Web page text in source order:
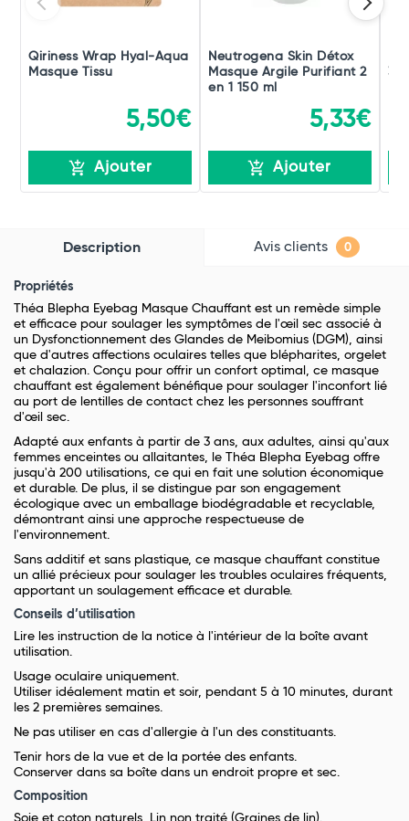
Qiriness Wrap Hyal-Aqua
Masque Tissu
5,50€
Ajouter
Neutrogena Skin Détox
Masque Argile Purifiant 2
en 1 150 ml
5,33€
Ajouter
Description Avis clients 0
Propriétés
Théa Blepha Eyebag Masque Chauffant est un remède simple
et efficace pour soulager les symptômes de l'œil sec associé à
un Dysfonctionnement des Glandes de Meibomius (DGM), ainsi
que d'autres affections oculaires telles que blépharites, orgelet
et chalazion. Conçu pour offrir un confort optimal, ce masque
chauffant est également bénéfique pour soulager l'inconfort lié
au port de lentilles de contact chez les personnes souffrant
d'œil sec.
Adapté aux enfants à partir de 3 ans, aux adultes, ainsi qu'aux
femmes enceintes ou allaitantes, le Théa Blepha Eyebag offre
jusqu'à 200 utilisations, ce qui en fait une solution économique
et durable. De plus, il se distingue par son engagement
écologique avec un emballage biodégradable et recyclable,
démontrant ainsi une approche respectueuse de
l'environnement.
Sans additif et sans plastique, ce masque chauffant constitue
un allié précieux pour soulager les troubles oculaires fréquents,
apportant un soulagement efficace et durable.
Conseils d’utilisation
Lire les instruction de la notice à l'intérieur de la boîte avant
utilisation.
Usage oculaire uniquement.
Utiliser idéalement matin et soir, pendant 5 à 10 minutes, durant
les 2 premières semaines.
Ne pas utiliser en cas d'allergie à l'un des constituants.
Tenir hors de la vue et de la portée des enfants.
Conserver dans sa boîte dans un endroit propre et sec.
Composition